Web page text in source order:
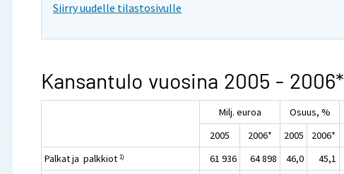
Siirry uudelle tilastosivulle
Kansantulo vuosina 2005 - 2006*
Milj. euroa Osuus, %
2005
2006* 2005 2006*
Palkat ja palkkiot1) 61 936 64 898 46,0 45,1